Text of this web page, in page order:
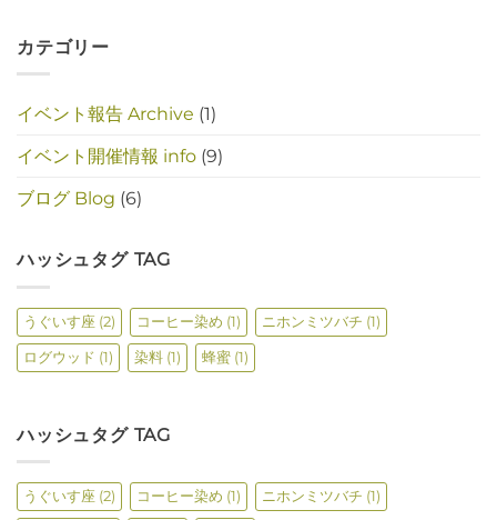
カテゴリー
イベント報告 Archive (1)
イベント開催情報 info (9)
ブログ Blog (6)
ハッシュタグ TAG
うぐいす座 (2) コーヒー染め (1) ニホンミツバチ (1)
ログウッド (1) 染料 (1) 蜂蜜 (1)
ハッシュタグ TAG
うぐいす座 (2) コーヒー染め (1) ニホンミツバチ (1)